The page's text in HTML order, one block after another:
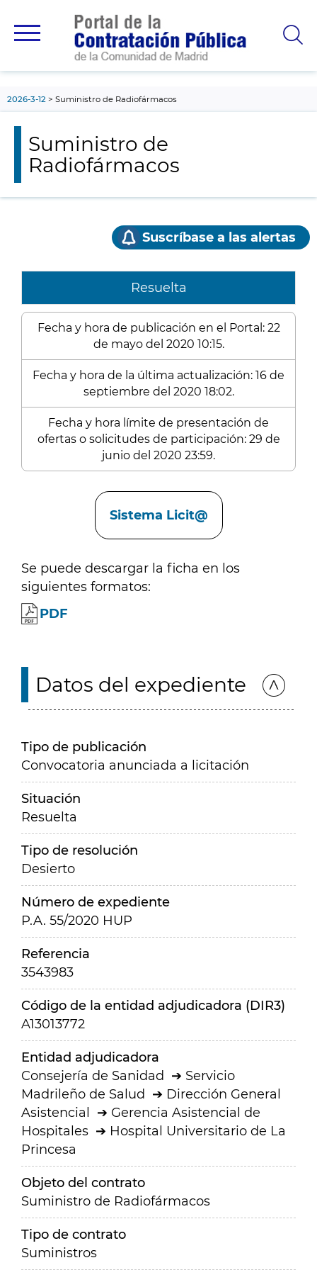
principal
2026-3-12 Suministro de Radiofármacos
Suministro de
Radiofármacos
Suscríbase a las alertas
Resuelta
Fecha y hora de publicación en el Portal: 22
de mayo del 2020 10:15.
Fecha y hora de la última actualización: 16 de
septiembre del 2020 18:02.
Fecha y hora límite de presentación de
ofertas o solicitudes de participación: 29 de
junio del 2020 23:59.
Sistema Licit@
Se puede descargar la ficha en los
siguientes formatos:
PDF
Datos del expediente
Tipo de publicación
Convocatoria anunciada a licitación
Situación
Resuelta
Tipo de resolución
Desierto
Número de expediente
P.A. 55/2020 HUP
Referencia
3543983
Código de la entidad adjudicadora (DIR3)
A13013772
Entidad adjudicadora
Consejería de Sanidad
Servicio
Madrileño de Salud
Dirección General
Asistencial
Gerencia Asistencial de
Hospitales
Hospital Universitario de La
Princesa
Objeto del contrato
Suministro de Radiofármacos
Tipo de contrato
Suministros